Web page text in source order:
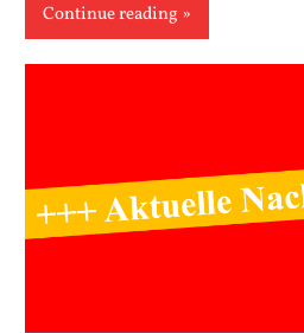
Continue reading